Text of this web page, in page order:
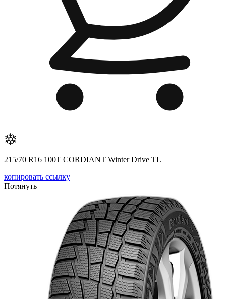
215/70 R16 100T CORDIANT Winter Drive TL
копировать ссылку
Потянуть